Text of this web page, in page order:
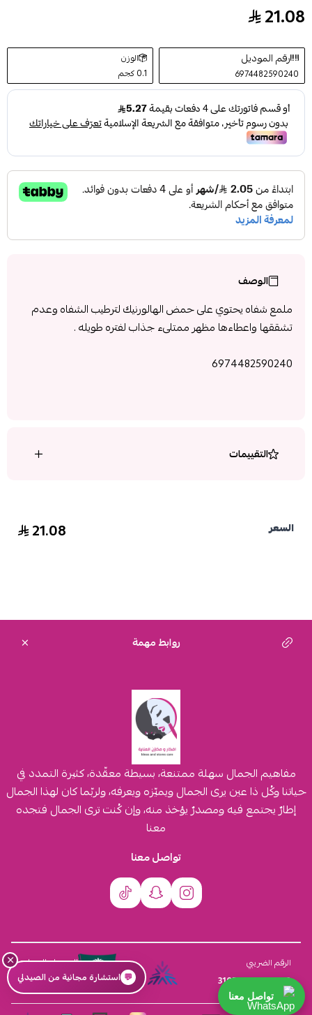
ملمع ومكبر الشفاة لامع درجة 02 - كرستين
21.08
رقم الموديل
6974482590240
الوزن
0.1 كجم
الوصف
ملمع شفاه يحتوي على حمض الهالورنيك لترطيب الشفاه وعدم
تشققها واعطاءها مظهر ممتلىء جذاب لفتره طويله .
6974482590240
التقييمات
السعر 21.08
روابط مهمة
مفاهيم الجمال سهلة ممتنعة، بسيطة معقّدة، كثيرة التمدد في
حياتنا وكُل ذا عين يرى الجمال ويميّزه ويعرفه، ولربّما كان لهذا الجمال
إطارٌ يجتمع فيه ومصدرٌ يؤخذ منه، وإن كُنت ترى الجمال فتجده
معنا
تواصل معنا
الرقم الضريبي
310555259800003
السجل التجاري
4030431116
×
💬 استشارة مجانية من الصيدلي
تواصل معنا